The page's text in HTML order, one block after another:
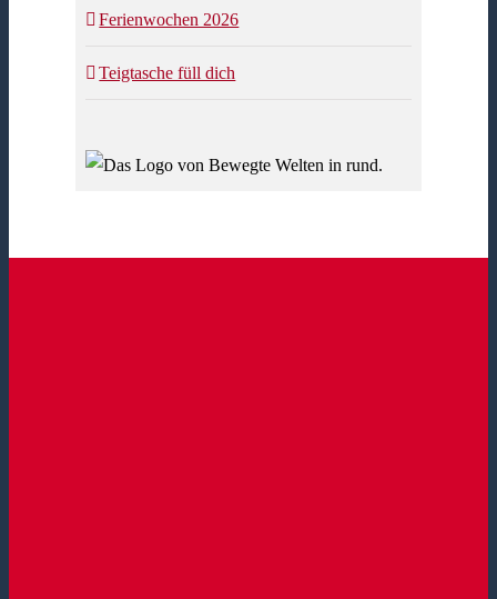
Ferienwochen 2026
Teigtasche füll dich